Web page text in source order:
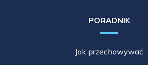
PORADNIK
Jak przechowywać